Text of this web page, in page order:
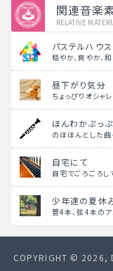
関連音楽
RELATIVE
パステルハウス
穏やか、爽やか、
昼下がり気分
ちょっぴりオシャ
ほんわかぷっ
のほほんとした
自宅にて
自宅でごろごろ
少年達の夏休
管4本、弦4本の
COPYRIGHT © 2026,